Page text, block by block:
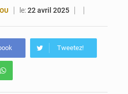
le:22 avril 2025
Tweetez!